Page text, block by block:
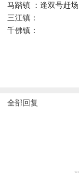
马踏镇 ：逢双号赶场
三江镇：
千佛镇：
全部回复